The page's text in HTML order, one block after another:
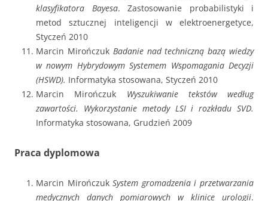
klasyfikatora Bayesa. Zastosowanie probabilistyki i
metod sztucznej inteligencji w elektroenergetyce,
Styczeń 2010
Marcin Mirończuk Badanie nad techniczną bazą wiedzy
w nowym Hybrydowym Systemem Wspomagania Decyzji
(HSWD). Informatyka stosowana, Styczeń 2010
Marcin Mirończuk Wyszukiwanie tekstów według
zawartości. Wykorzystanie metody LSI i rozkładu SVD.
Informatyka stosowana, Grudzień 2009
Praca dyplomowa
Marcin MirończukSystem gromadzenia i przetwarzania
medycznych danych pomiarowych w klinice urologii.